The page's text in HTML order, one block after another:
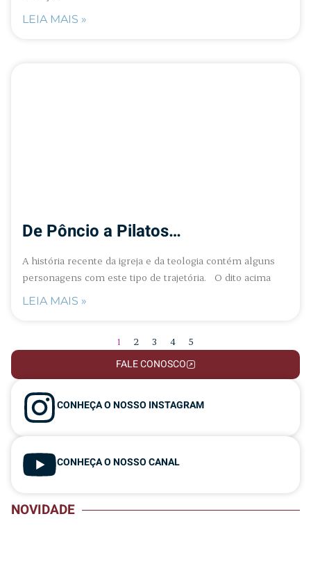
LEIA MAIS »
De Pôncio a Pilatos…
A história recente da igreja e da teologia contém alguns
personagens com este tipo de trajetória. O dito acima
LEIA MAIS »
1 2 3 4 5
FALE CONOSCO
CONHEÇA O NOSSO INSTAGRAM
CONHEÇA O NOSSO CANAL
NOVIDADE